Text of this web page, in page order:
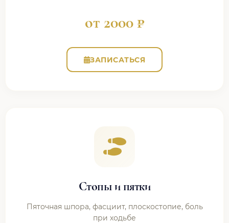
от 2000 ₽
ЗАПИСАТЬСЯ
Стопы и пятки
Пяточная шпора, фасциит, плоскостопие, боль
при ходьбе